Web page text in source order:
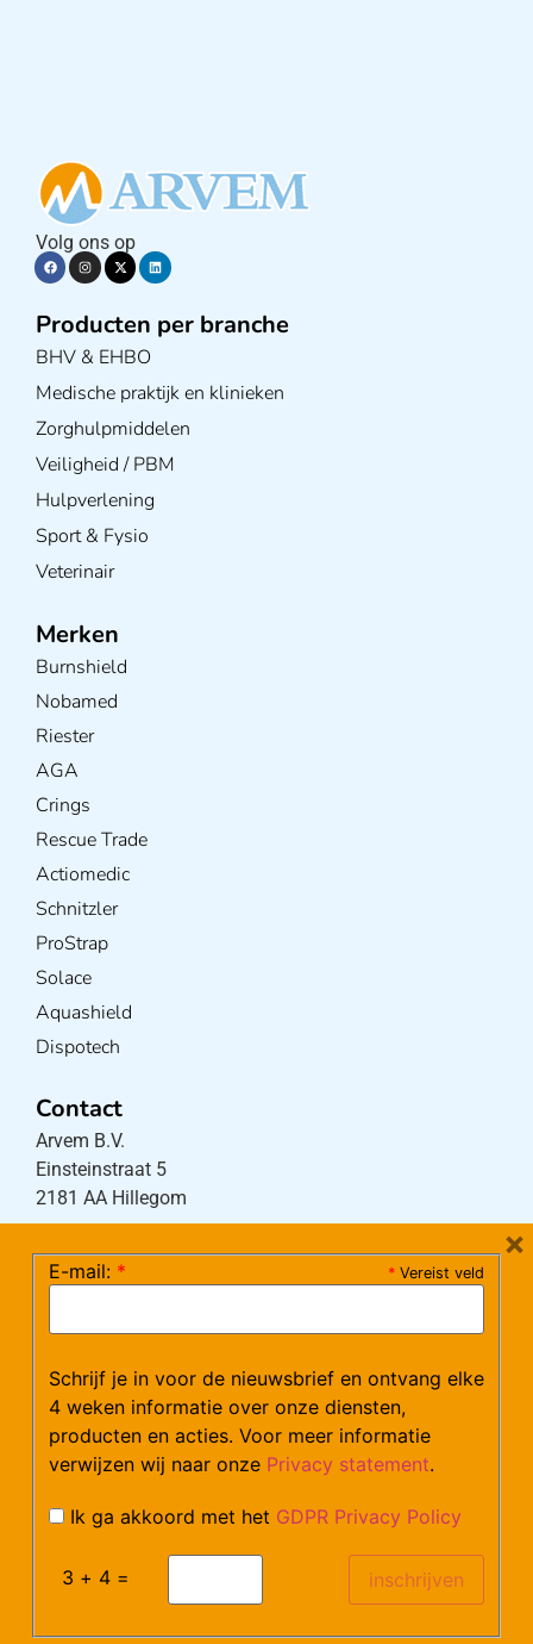
Volg ons op
Producten per branche
BHV & EHBO
Medische praktijk en klinieken
Zorghulpmiddelen
Veiligheid / PBM
Hulpverlening
Sport & Fysio
Veterinair
Merken
Burnshield
Nobamed
Riester
AGA
Crings
Rescue Trade
Actiomedic
Schnitzler
ProStrap
Solace
Aquashield
Dispotech
Contact
Arvem B.V.
Einsteinstraat 5
2181 AA Hillegom
Tel:0252-533256
08:30-16:00 uur)
Mail:
klantenservice@arvem.nl
Werken bij Arvem?
Bekijk hier onze vacatures.
* Vereist veld
E-mail: *
Schrijf je in voor de nieuwsbrief en ontvang elke
4 weken informatie over onze diensten,
producten en acties. Voor meer informatie
verwijzen wij naar onze Privacy statement.
Ik ga akkoord met het GDPR Privacy Policy
3 + 4 =
×